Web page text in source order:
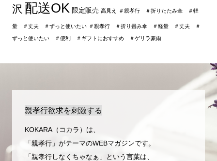
沢 配送OK 限定販売 高見え ＃親孝行 ＃折りたたみ傘 ＃軽
量 ＃丈夫 ＃ずっと使いたい ＃親孝行 ＃折り畳み傘 ＃軽量 ＃丈夫 ＃
ずっと使いたい ＃便利 ＃ギフトにおすすめ ＃ゲリラ豪雨
親孝行欲求を刺激する
KOKARA（コカラ）は、
「親孝行」がテーマのWEBマガジンです。
「親孝行しなくちゃなぁ」という言葉は、